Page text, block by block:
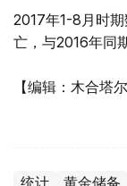
2017年1-8月时
亡，与2016年同
【编辑：木合塔